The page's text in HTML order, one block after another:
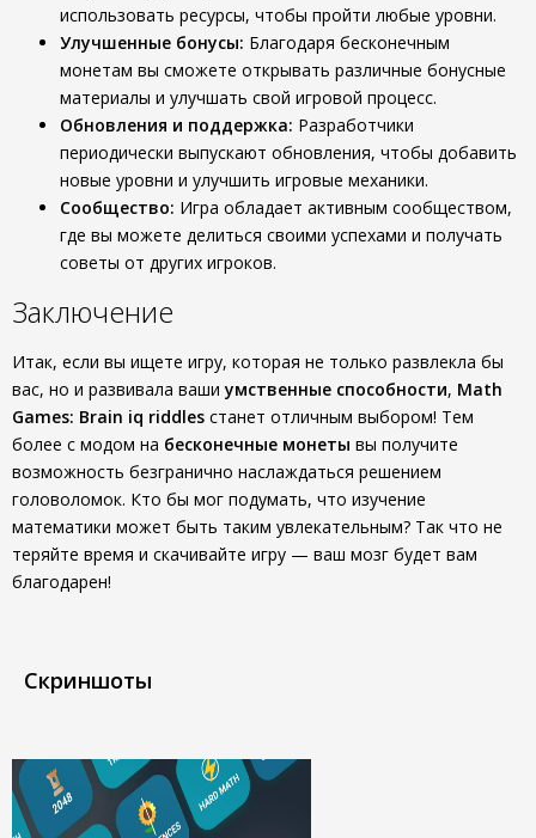
использовать ресурсы, чтобы пройти любые уровни.
Улучшенные бонусы: Благодаря бесконечным
монетам вы сможете открывать различные бонусные
материалы и улучшать свой игровой процесс.
Обновления и поддержка: Разработчики
периодически выпускают обновления, чтобы добавить
новые уровни и улучшить игровые механики.
Сообщество: Игра обладает активным сообществом,
где вы можете делиться своими успехами и получать
советы от других игроков.
Заключение
Итак, если вы ищете игру, которая не только развлекла бы
вас, но и развивала вашиумственные способности, Math
Games: Brain iq riddles станет отличным выбором! Тем
более с модом на бесконечные монеты вы получите
возможность безгранично наслаждаться решением
головоломок. Кто бы мог подумать, что изучение
математики может быть таким увлекательным? Так что не
теряйте время и скачивайте игру — ваш мозг будет вам
благодарен!
Скриншоты